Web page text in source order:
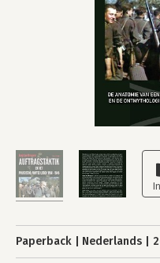
Paperback Nederlands